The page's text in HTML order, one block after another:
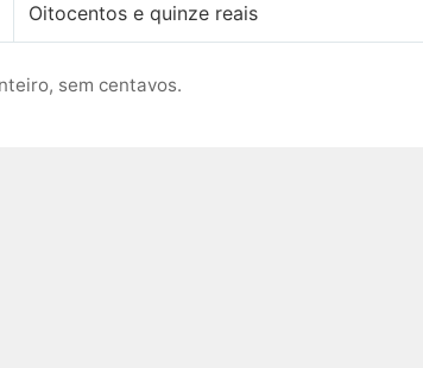
Oitocentos e quinze reais
sem centavos.